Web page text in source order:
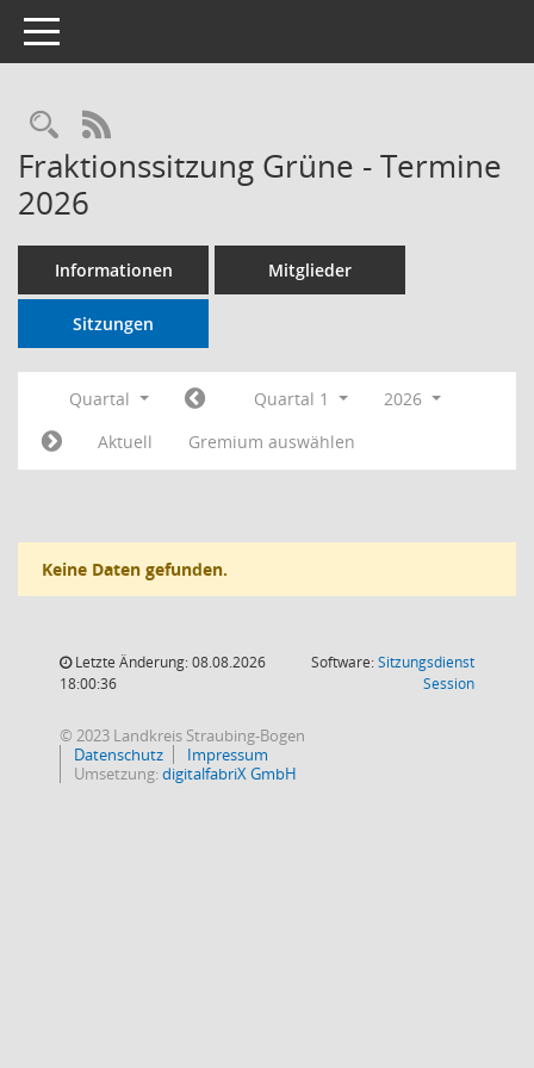
Toggle navigation
RSS-Feed
Fraktionssitzung Grüne - Termine
2026
Informationen Mitglieder
Sitzungen
Quartal Quartal 1
2026
Aktuell
Gremium auswählen
Keine Daten gefunden.
Letzte Änderung: 08.08.2026
18:00:36
Software:Sitzungsdienst
Session(Wird in
© 2023 Landkreis Straubing-Bogen
Datenschutz
Impressum
Umsetzung:digitalfabriX GmbH